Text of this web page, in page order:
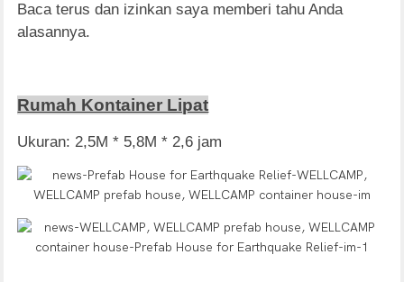
Baca terus dan izinkan saya memberi tahu Anda
alasannya.
Rumah Kontainer Lipat
Ukuran: 2,5M * 5,8M * 2,6 jam